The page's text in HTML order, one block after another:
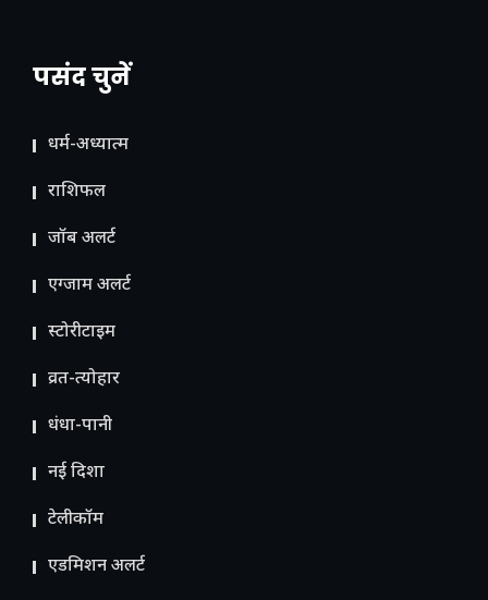
पसंद चुनें
धर्म-अध्यात्म
राशिफल
जॉब अलर्ट
एग्जाम अलर्ट
स्टोरीटाइम
व्रत-त्योहार
धंधा-पानी
नई दिशा
टेलीकॉम
ए​डमिशन अलर्ट